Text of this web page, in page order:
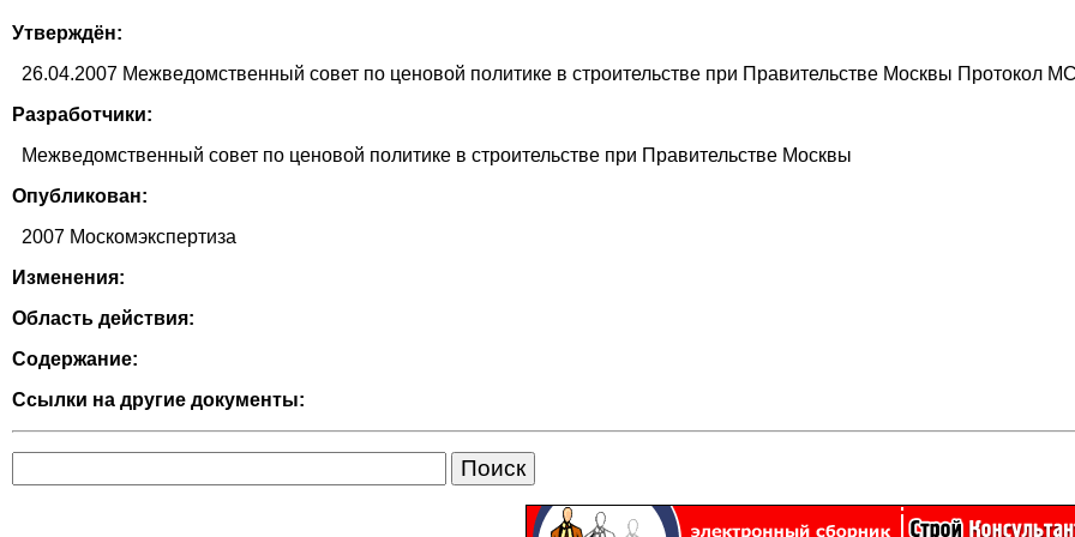
Утверждён:
26.04.2007 Межведомственный совет по ценовой политике в строительстве при Правительстве Москвы Протокол
Разработчики:
Межведомственный совет по ценовой политике в строительстве при Правительстве Москвы
Опубликован:
2007 Москомэкспертиза
Изменения:
Область действия:
Содержание:
Ссылки на другие документы: